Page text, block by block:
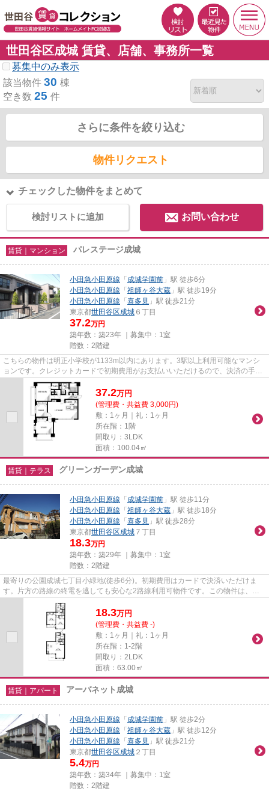
世田谷区成城 賃貸、店舗、事務所一覧
募集中のみ表示
該当物件 30 棟
空き数 25 件
さらに条件を絞り込む
物件リクエスト
チェックした物件をまとめて
検討リストに追加 お問い合わせ
賃貸｜マンション パレステージ成城
小田急小田原線 「成城学園前 」駅 徒歩6分
小田急小田原線 「祖師ヶ谷大蔵 」駅 徒歩19分
小田急小田原線 「喜多見 」駅 徒歩21分
東京都世田谷区成城 ６丁目
37.2万円
築年数：築23年 ｜募集中： 1室
階数：2階建
こちらの物件は明正小学校が1133m以内にあります。3駅以上利用可能なマンシ
ョンです。クレジットカードで初期費用がお支払いいただけるので、決済の手間
が軽減できます。通風良好な条...
37.2万円
(管理費・共益費 3,000円)
敷：1ヶ月｜礼：1ヶ月
所在階：1階
間取り：3LDK
面積：100.04㎡
賃貸｜テラス グリーンガーデン成城
小田急小田原線 「成城学園前 」駅 徒歩11分
小田急小田原線 「祖師ヶ谷大蔵 」駅 徒歩18分
小田急小田原線 「喜多見 」駅 徒歩28分
東京都世田谷区成城 ７丁目
18.3万円
築年数：築29年 ｜募集中： 1室
階数：2階建
最寄りの公園成城七丁目小緑地(徒歩6分)。初期費用はカードで決済いただけま
す。片方の路線の終電を逃しても安心な2路線利用可物件です。この物件は、駅
まで徒歩11分に立地しています...
18.3万円
(管理費・共益費 -)
敷：1ヶ月｜礼：1ヶ月
所在階：1-2階
間取り：2LDK
面積：63.00㎡
賃貸｜アパート アーバネット成城
小田急小田原線 「成城学園前 」駅 徒歩2分
小田急小田原線 「祖師ヶ谷大蔵 」駅 徒歩12分
小田急小田原線 「喜多見 」駅 徒歩21分
東京都世田谷区成城 ２丁目
5.4万円
築年数：築34年 ｜募集中： 1室
階数：2階建